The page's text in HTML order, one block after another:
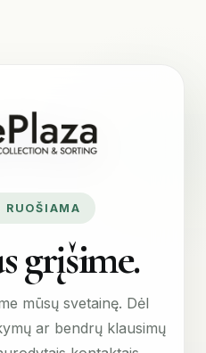
RUOŠIAMA
grįšime.
mūsų svetainę. Dėl
ar bendrų klausimų